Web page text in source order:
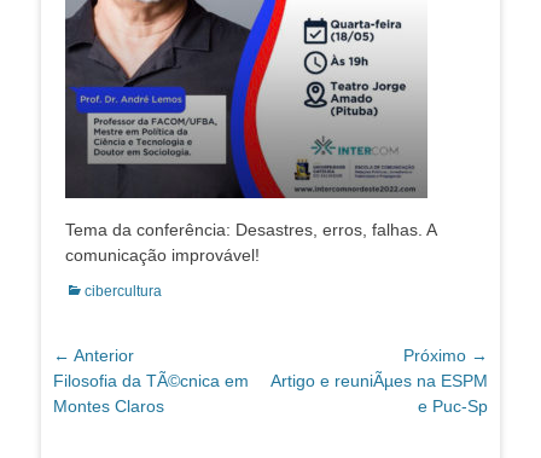
Tema da conferência: Desastres, erros, falhas. A
comunicação improvável!
Categorias:
cibercultura
Navegação
de
Post
← Anterior
Post
anterior:
Filosofia da TÃ©cnica em
Montes Claros
Próximo →
Próximo
Artigo e reuniÃµes na ESPM
e Puc-Sp